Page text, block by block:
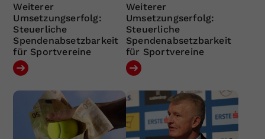
Weiterer
Umsetzungserfolg:
Steuerliche
Spendenabsetzbarkeit
für Sportvereine
Weiterer
Umsetzungserfolg:
Steuerliche
Spendenabsetzbarkeit
für Sportvereine